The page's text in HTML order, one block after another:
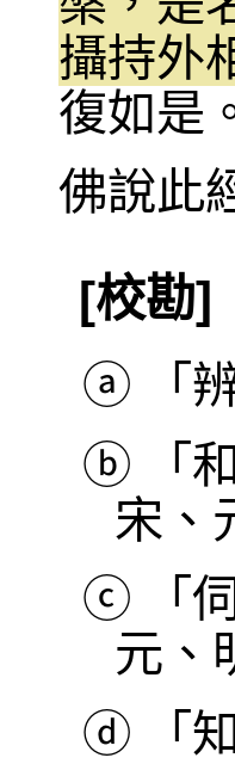
攝持外
復如是
佛說此
[校勘]
ⓐ
「
ⓑ
「
宋、
ⓒ
「
元、
ⓓ
「